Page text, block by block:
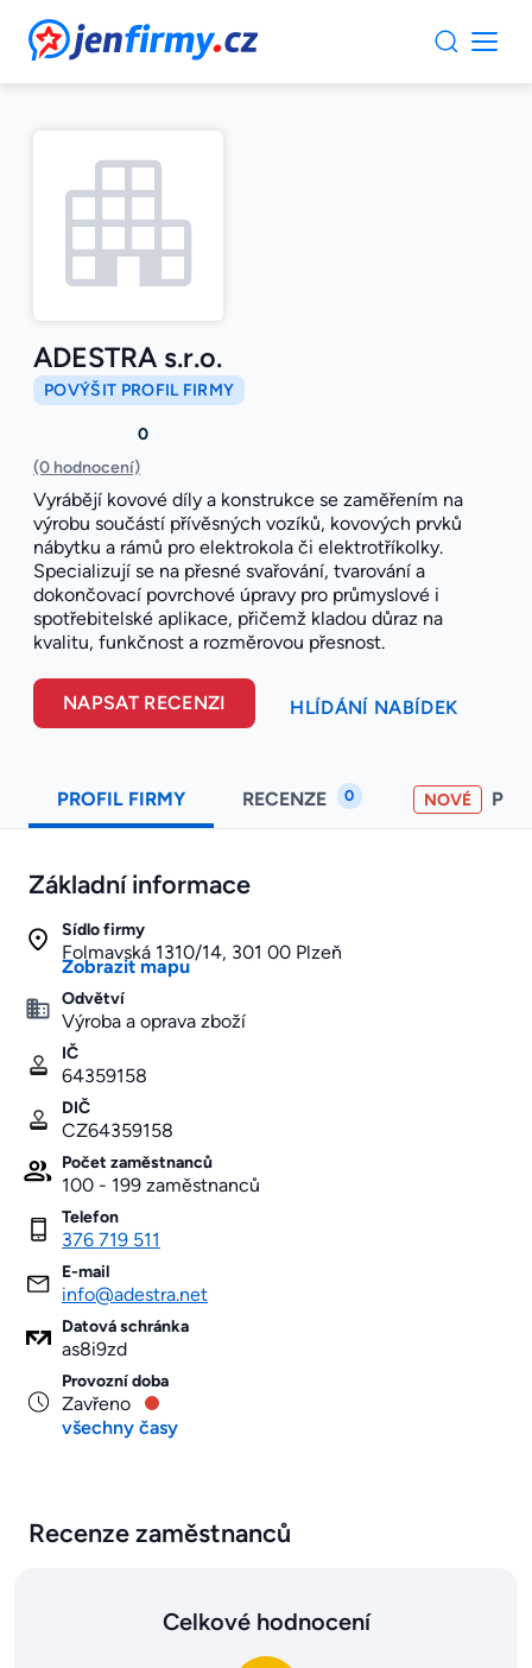
JenFirmy.cz
ADESTRA s.r.o.
POVÝŠIT PROFIL FIRMY
0
(0 hodnocení)
Vyrábějí kovové díly a konstrukce se zaměřením na
výrobu součástí přívěsných vozíků, kovových prvků
nábytku a rámů pro elektrokola či elektrotříkolky.
Specializují se na přesné svařování, tvarování a
dokončovací povrchové úpravy pro průmyslové i
spotřebitelské aplikace, přičemž kladou důraz na
kvalitu, funkčnost a rozměrovou přesnost.
NAPSAT RECENZI HLÍDÁNÍ NABÍDEK
PROFIL FIRMY RECENZE 0 NOVÉ
Základní informace
Sídlo firmy
Folmavská 1310/14, 301 00 Plzeň
Zobrazit mapu
Odvětví
Výroba a oprava zboží
IČ
64359158
DIČ
CZ64359158
Počet zaměstnanců
100 - 199 zaměstnanců
Telefon
376 719 511
E-mail
info@adestra.net
Datová schránka
as8i9zd
Provozní doba
Zavřeno
všechny časy
Recenze zaměstnanců
Celkové hodnocení